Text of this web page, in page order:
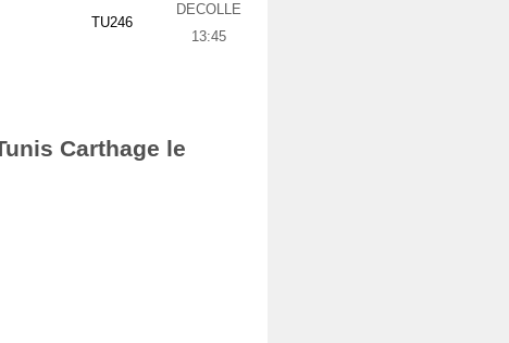
TU246
DECOLLE
13:45
Carthage le